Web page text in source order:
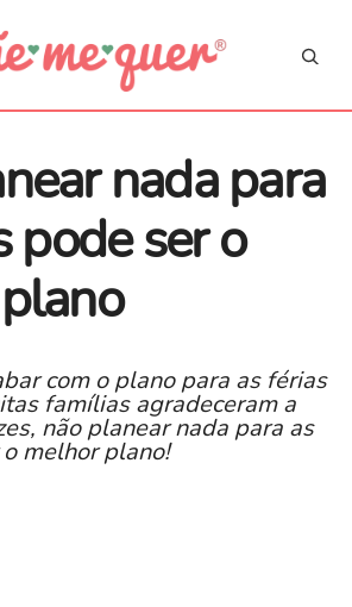
nada para
pode ser o
com o plano para as férias
famílias agradeceram a
não planear nada para as
melhor plano!